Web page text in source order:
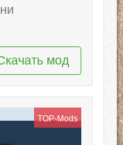
мод
TOP-Mods